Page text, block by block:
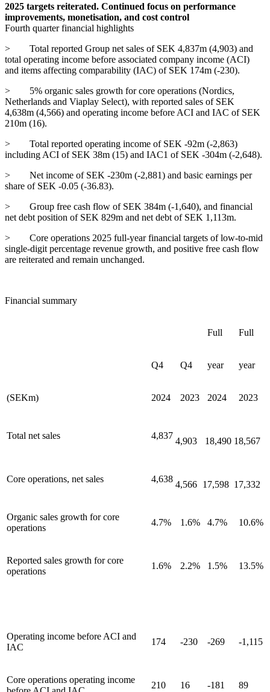
2025 targets reiterated. Continued focus on performance
improvements, monetisation, and cost control
Fourth quarter financial highlights
>
Total reported Group net sales of SEK 4,837m (4,903) and
total operating income before associated company income (ACI)
and items affecting comparability (IAC) of SEK 174m (-230).
>
5% organic sales growth for core operations (Nordics,
Netherlands and Viaplay Select), with reported sales of SEK
4,638m (4,566) and operating income before ACI and IAC of SEK
210m (16).
>
Total reported operating income of SEK -92m (-2,863)
including ACI of SEK 38m (15) and IAC1 of SEK -304m (-2,648).
>
Net income of SEK -230m (-2,881) and basic earnings per
share of SEK -0.05 (-36.83).
>
Group free cash flow of SEK 384m (-1,640), and financial
net debt position of SEK 829m and net debt of SEK 1,113m.
>
Core operations 2025 full-year financial targets of low-to-mid
single-digit percentage revenue growth, and positive free cash flow
are reiterated and remain unchanged.
Financial summary
Full Full
Q4 Q4 year year
(SEKm) 2024 2023 2024 2023
Total net sales 4,837
4,903 18,490 18,567
Core operations, net sales 4,638
4,566 17,598 17,332
Organic sales growth for core
operations
4.7% 1.6% 4.7% 10.6%
Reported sales growth for core
operations
1.6% 2.2% 1.5% 13.5%
Operating income before ACI and
IAC
174 -230 -269 -1,115
Core operations operating income
210 16 -181 89